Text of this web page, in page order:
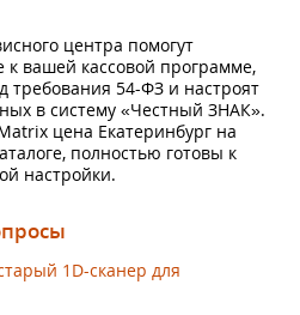
центра помогут
к вашей кассовой программе,
требования 54-ФЗ и настроят
в систему «Честный ЗНАК».
цена Екатеринбург на
полностью готовы к
настройки.
1D-сканер для